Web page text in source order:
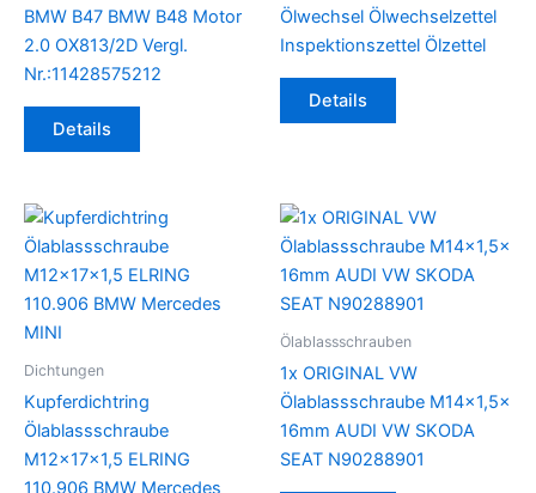
BMW B47 BMW B48 Motor
2.0 OX813/2D Vergl.
Nr.:11428575212
Details
Ölwechsel Ölwechselzettel
Inspektionszettel Ölzettel
Details
Dichtungen
Kupferdichtring
Ölablassschraube
M12x17x1,5 ELRING
110.906 BMW Mercedes
Ölablassschrauben
1x ORIGINAL VW
Ölablassschraube M14x1,5x
16mm AUDI VW SKODA
SEAT N90288901